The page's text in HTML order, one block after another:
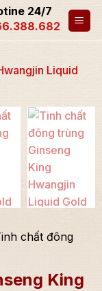
24/7
chất đông
King